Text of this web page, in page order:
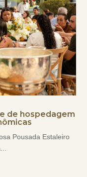
de hospedagem
Pousada Estaleiro